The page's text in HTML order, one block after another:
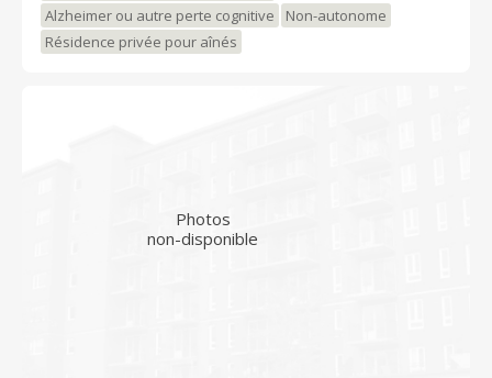
Alzheimer ou autre perte cognitive
Non-autonome
Résidence privée pour aînés
Photos
non-disponible